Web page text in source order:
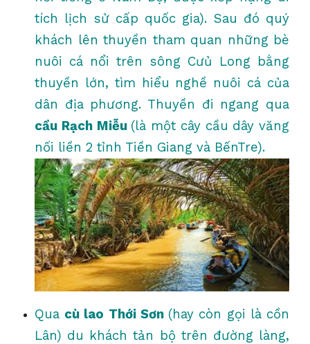
tích lịch sử cấp quốc gia). Sau đó quý
khách lên thuyền tham quan những bè
nuôi cá nổi trên sông Cưủ Long bằng
thuyền lớn, tìm hiểu nghề nuôi cá của
dân địa phương. Thuyền đi ngang qua
cầu Rạch Miễu (là một cây cầu dây văng
nối liền 2 tỉnh Tiền Giang và BếnTre).
Qua cù lao Thới Sơn (hay còn gọi là cồn
Lân) du khách tản bộ trên đường làng,